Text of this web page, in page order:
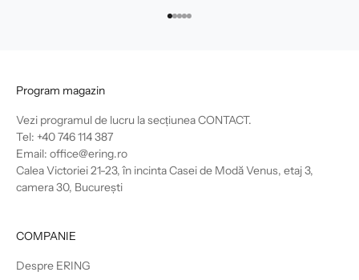
Mergi la articolul 1
Mergi la articolul 2
Mergi la articolul 3
Mergi la articolul 4
Mergi la articolul 5
Program magazin
Vezi programul de lucru la secțiuneaCONTACT.
Tel: +40 746 114 387
Email: office@ering.ro
Calea Victoriei 21-23, în incinta Casei de Modă Venus, etaj 3,
camera 30, București
COMPANIE
Despre ERING